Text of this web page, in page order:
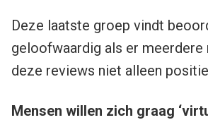
Deze laatste groep vindt
geloofwaardig als er meerdere
deze reviews niet alleen
Mensen willen zich graag